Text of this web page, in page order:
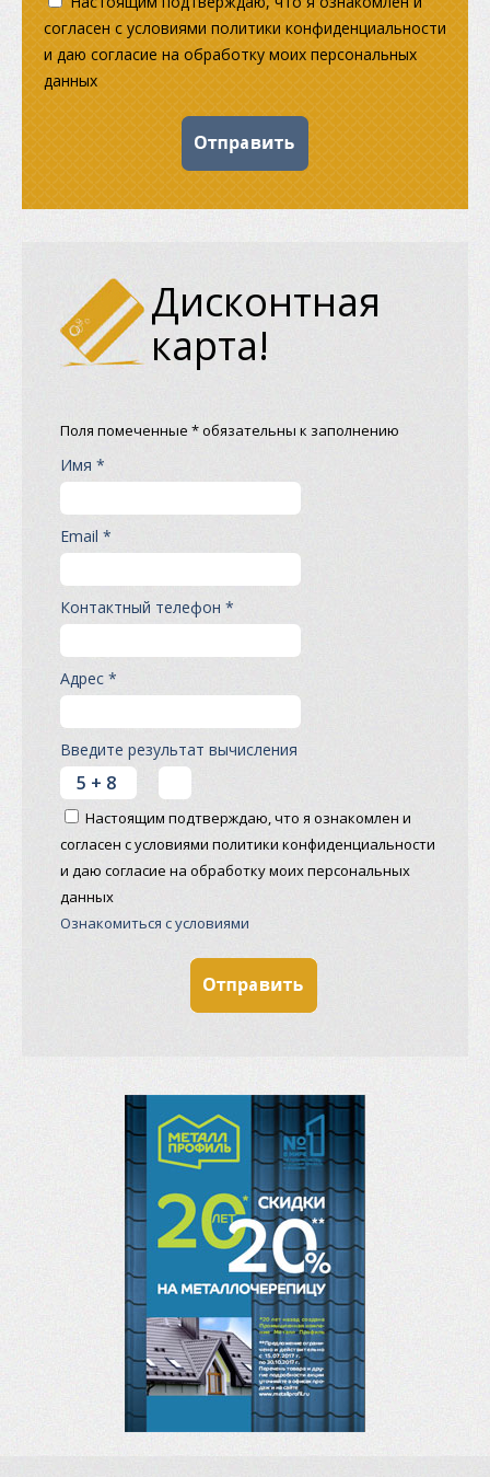
согласен с условиями политики конфиденциальности
и даю согласие на обработку моих персональных
данных
Дисконтная
карта!
Поля помеченные * обязательны к заполнению
Имя *
Email *
Контактный телефон *
Адрес *
Введите результат вычисления
Настоящим подтверждаю, что я ознакомлен и
согласен с условиями политики конфиденциальности
и даю согласие на обработку моих персональных
данных
Ознакомиться с условиями